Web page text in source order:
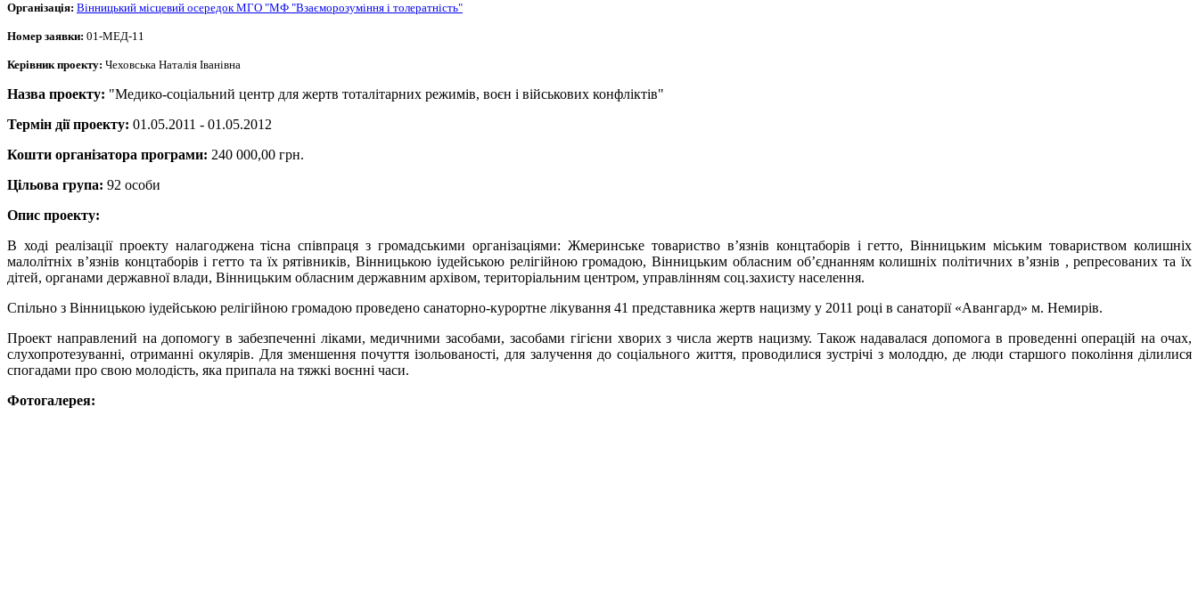
Організація: Вінницький місцевий осередок МГО "МФ "Взаєморозуміння і толератність"
Номер заявки: 01-МЕД-11
Керівник проекту: Чеховська Наталія Іванівна
Назва проекту: "Медико-соціальний центр для жертв тоталітарних режимів, воєн і військових конфліктів"
Термін дії проекту: 01.05.2011 - 01.05.2012
Кошти організатора програми: 240 000,00 грн.
Цільова група: 92 особи
Опис проекту:
В ході реалізації проекту налагоджена тісна співпраця з громадськими організаціями: Жмеринське товариство в’язнів концтаборів і гетто, Вінницьким міським товариством колишніх
малолітніх в’язнів концтаборів і гетто та їх рятівників, Вінницькою іудейською релігійною громадою, Вінницьким обласним об’єднанням колишніх політичних в’язнів , репресованих та їх
дітей, органами державної влади, Вінницьким обласним державним архівом, територіальним центром, управлінням соц.захисту населення.
Спільно з Вінницькою іудейською релігійною громадою проведено санаторно-курортне лікування 41 представника жертв нацизму у 2011 році в санаторії «Авангард» м. Немирів.
Проект направлений на допомогу в забезпеченні ліками, медичними засобами, засобами гігієни хворих з числа жертв нацизму. Також надавалася допомога в проведенні операцій на очах,
слухопротезуванні, отриманні окулярів. Для зменшення почуття ізольованості, для залучення до соціального життя, проводилися зустрічі з молоддю, де люди старшого покоління ділилися
спогадами про свою молодість, яка припала на тяжкі воєнні часи.
Фотогалерея: